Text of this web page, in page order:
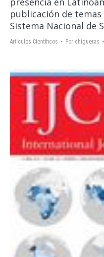
publicación de temas
Sistema Nacional de
Artículos Científicos Por chigueras